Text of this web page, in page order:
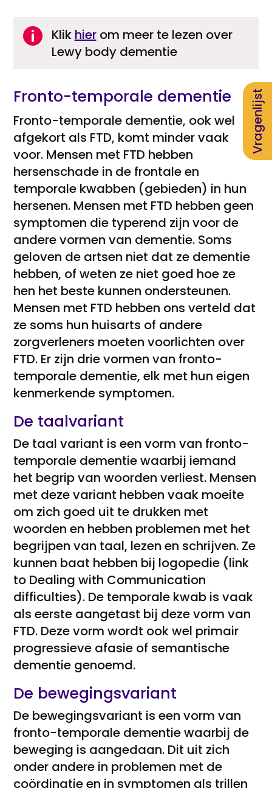
 Klik hierom meer te lezen over
Lewy body dementie
Fronto-temporale dementie
Fronto-temporale dementie, ook wel
afgekort als FTD, komt minder vaak
voor. Mensen met FTD hebben
hersenschade in de frontale en
temporale kwabben (gebieden) in hun
hersenen. Mensen met FTD hebben geen
symptomen die typerend zijn voor de
andere vormen van dementie. Soms
geloven de artsen niet dat ze dementie
hebben, of weten ze niet goed hoe ze
hen het beste kunnen ondersteunen.
Mensen met FTD hebben ons verteld dat
ze soms hun huisarts of andere
zorgverleners moeten voorlichten over
FTD. Er zijn drie vormen van fronto-
temporale dementie, elk met hun eigen
kenmerkende symptomen.
De taalvariant
De taal variant is een vorm van fronto-
temporale dementie waarbij iemand
het begrip van woorden verliest. Mensen
met deze variant hebben vaak moeite
om zich goed uit te drukken met
woorden en hebben problemen met het
begrijpen van taal, lezen en schrijven. Ze
kunnen baat hebben bij logopedie (link
to Dealing with Communication
difficulties). De temporale kwab is vaak
als eerste aangetast bij deze vorm van
FTD. Deze vorm wordt ook wel primair
progressieve afasie of semantische
dementie genoemd.
De bewegingsvariant
De bewegingsvariant is een vorm van
fronto-temporale dementie waarbij de
beweging is aangedaan. Dit uit zich
onder andere in problemen met de
coördinatie en in symptomen als trillen
Vragenlijst